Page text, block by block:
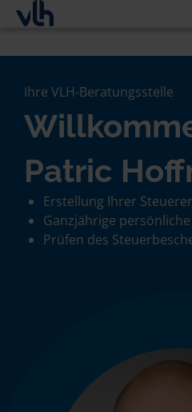
Ihre VLH-Beratungsstelle
Patric
Erstellung Ihrer
Ganzjährige
Prüfen des